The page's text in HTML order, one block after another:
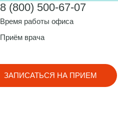
8 (800) 500-67-07
Время работы офиса
Приём врача
ЗАПИСАТЬСЯ НА ПРИЕМ